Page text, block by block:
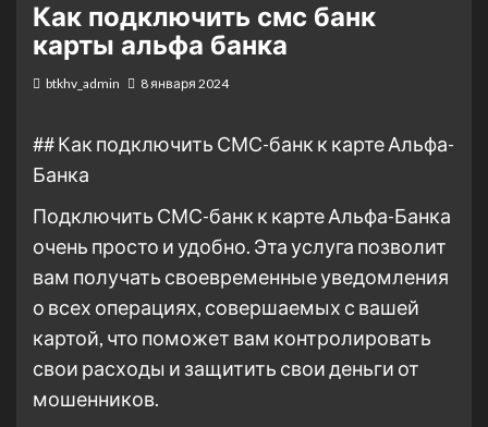
Как подключить смс банк
карты альфа банка
btkhv_admin 8 января 2024
## Как подключить СМС-банк к карте Альфа-
Банка
Подключить СМС-банк к карте Альфа-Банка
очень просто и удобно. Эта услуга позволит
вам получать своевременные уведомления
о всех операциях, совершаемых с вашей
картой, что поможет вам контролировать
свои расходы и защитить свои деньги от
мошенников.